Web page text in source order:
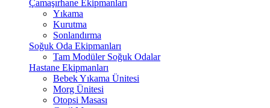
Çamaşırhane Ekipmanları
Yıkama
Kurutma
Sonlandırma
Soğuk Oda Ekipmanları
Tam Modüler Soğuk Odalar
Hastane Ekipmanları
Bebek Yıkama Ünitesi
Morg Ünitesi
Otopsi Masası